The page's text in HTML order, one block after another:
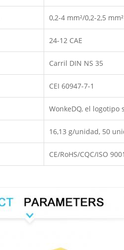
0,2-4 mm²/0,2-2,5 mm²
24-12 CAE
Carril DIN NS 35
CEI 60947-7-1
WonkeDQ, el
16,13 g/unidad, 50
CE/RoHS/CQC/ISO 9001